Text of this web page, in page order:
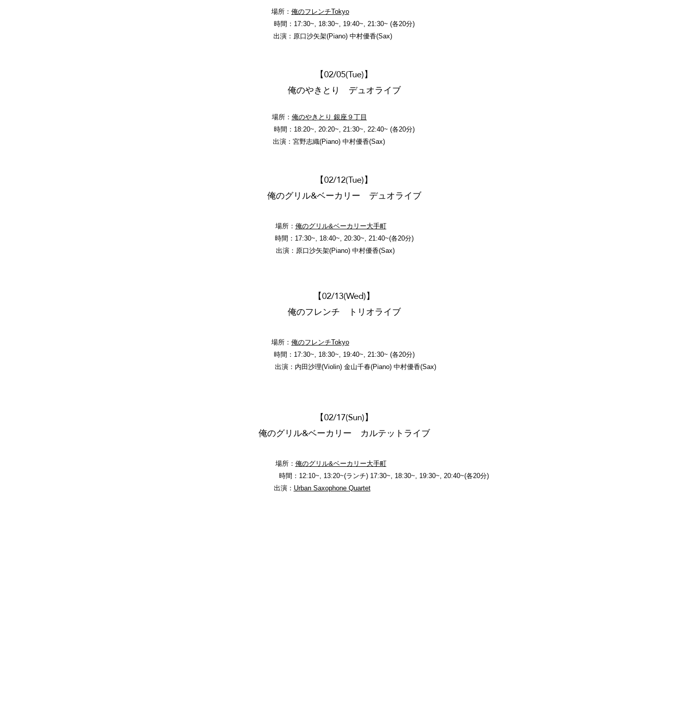
場所： 俺のフレンチTokyo
時間：17:30~, 18:30~, 19:40~, 21:30~ (各20分)
出演：原口沙矢架(Piano) 中村優香(Sax)
【02/05(Tue)】
俺のやきとり デュオライブ
場所： 俺のやきとり 銀座９丁目
時間：18:20~, 20:20~, 21:30~, 22:40~ (各20分)
出演：宮野志織(Piano) 中村優香(Sax)
【02/12(Tue)】
俺のグリル&ベーカリー デュオライブ
場所： 俺のグリル&ベーカリー大手町
時間：17:30~, 18:40~, 20:30~, 21:40~(各20分)
出演： 原口沙矢架(Piano) 中村優香(Sax)
【02/13(Wed)】
俺のフレンチ トリオライブ
場所： 俺のフレンチTokyo
時間：17:30~, 18:30~, 19:40~, 21:30~ (各20分)
出演：内田沙理(Violin) 金山千春(Piano) 中村優香(Sax)
【02/17(Sun)】
俺のグリル&ベーカリー カルテットライブ
場所： 俺のグリル&ベーカリー大手町
時間：12:10~, 13:20~(ランチ) 17:30~, 18:30~, 19:30~, 20:40~(各20分)
出演： Urban Saxophone Quartet